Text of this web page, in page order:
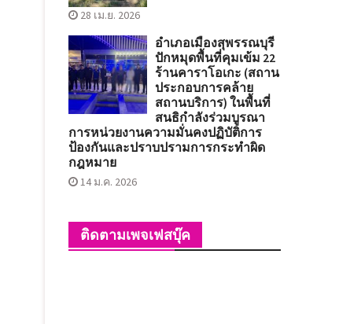
28 เม.ย. 2026
อำเภอเมืองสุพรรณบุรี
ปักหมุดพื้นที่คุมเข้ม 22
ร้านคาราโอเกะ (สถาน
ประกอบการคล้าย
สถานบริการ) ในพื้นที่
สนธิกำลังร่วมบูรณา
การหน่วยงานความมั่นคงปฏิบัติการ
ป้องกันและปราบปรามการกระทำผิด
กฎหมาย
14 ม.ค. 2026
ติดตามเพจเฟสบุ๊ค